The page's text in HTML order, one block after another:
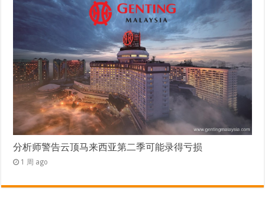
分析师警告云顶马来西亚第二季可能录得亏损
1 周 ago